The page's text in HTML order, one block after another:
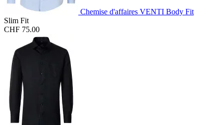
Chemise d'affaires VENTI Body Fit
Slim Fit
CHF 75.00